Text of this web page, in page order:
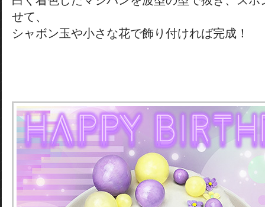
せて、
シャボン玉や小さな花で飾り付ければ完成！